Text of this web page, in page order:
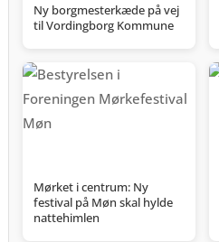
Ny borgmesterkæde på vej
til Vordingborg Kommune
Mørket i centrum: Ny
festival på Møn skal hylde
nattehimlen